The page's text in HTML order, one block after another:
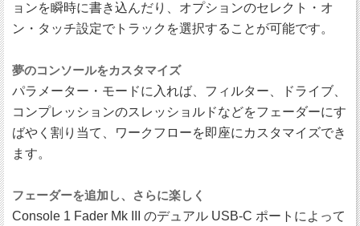
ョンを瞬時に書き込んだり、オプションのセレクト・オ
ン・タッチ設定でトラックを選択することが可能です。
夢のコンソールをカスタマイズ
パラメーター・モードに入れば、フィルター、ドライブ、
コンプレッションのスレッショルドなどをフェーダーにす
ばやく割り当て、ワークフローを即座にカスタマイズでき
ます。
フェーダーを追加し、さらに楽しく
Console 1 Fader Mk III のデュアル USB-C ポートによって